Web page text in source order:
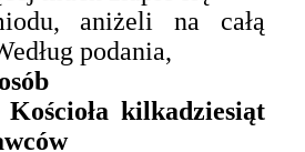
aniżeli na całą
podania,
kilkadziesiąt